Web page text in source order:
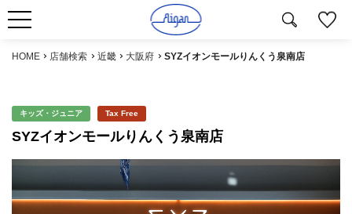
HOME 店舗検索 近畿 大阪府 SYZイオンモールりんくう泉南店
キッズ・ジュニア Tax Free
SYZイオンモールりんくう泉南店